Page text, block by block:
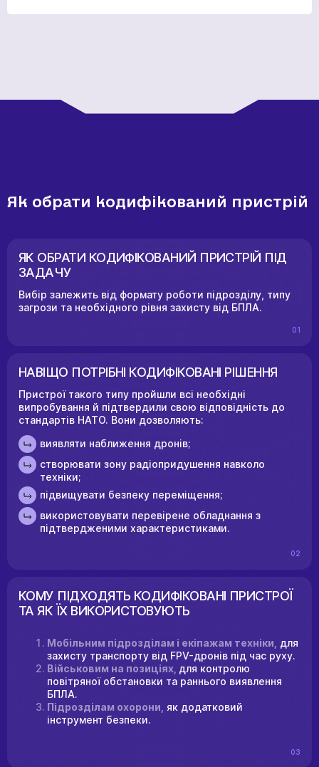
Як обрати кодифікований пристрій
ЯК ОБРАТИ КОДИФІКОВАНИЙ ПРИСТРІЙ ПІД
ЗАДАЧУ
Вибір залежить від формату роботи підрозділу, типу
загрози та необхідного рівня захисту від БПЛА.
01
НАВІЩО ПОТРІБНІ КОДИФІКОВАНІ РІШЕННЯ
Пристрої такого типу пройшли всі необхідні
випробування й підтвердили свою відповідність до
стандартів НАТО. Вони дозволяють:
виявляти наближення дронів;
створювати зону радіопридушення навколо
техніки;
підвищувати безпеку переміщення;
використовувати перевірене обладнання з
підтвердженими характеристиками.
02
КОМУ ПІДХОДЯТЬ КОДИФІКОВАНІ ПРИСТРОЇ
ТА ЯК ЇХ ВИКОРИСТОВУЮТЬ
Мобільним підрозділам і екіпажам техніки, для
захисту транспорту від FPV-дронів під час руху.
Військовим на позиціях, для контролю
повітряної обстановки та раннього виявлення
БПЛА.
Підрозділам охорони, як додатковий
інструмент безпеки.
03